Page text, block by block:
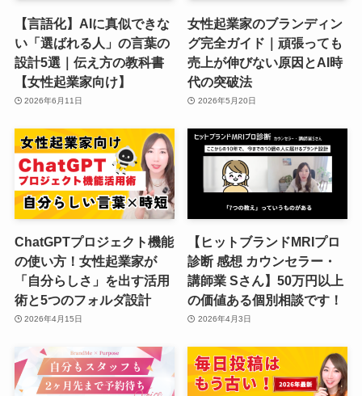
【言語化】AIに真似できな
い「選ばれる人」の言葉の
設計5選｜伝え方の教科書
【女性起業家向け】
2026年6月11日
女性起業家のブランディン
グ完全ガイド｜頑張っても
売上が伸びない原因とAI時
代の突破法
2026年5月20日
ChatGPTプロジェクト機能
の使い方！女性起業家が
「自分らしさ」を出す活用
術と5つのフォルダ設計
2026年4月15日
【ヒットブランドMRIプロ
診断 感想 カウンセラー・
講師業 Sさん】50万円以上
の価値ある個別相談です！
2026年4月3日